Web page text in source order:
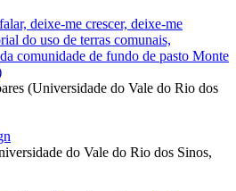
deixe-me crescer, deixe-me
do uso de terras comunais,
comunidade de fundo de pasto Monte
(Universidade do Vale do Rio dos
do Vale do Rio dos Sinos,